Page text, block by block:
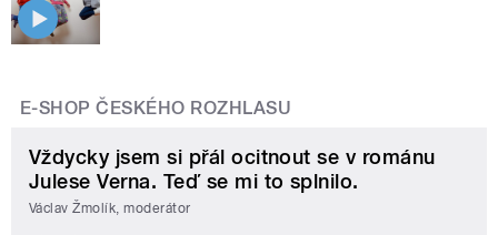
E-SHOP ČESKÉHO ROZHLASU
Vždycky jsem si přál ocitnout se v románu
Julese Verna. Teď se mi to splnilo.
Václav Žmolík, moderátor